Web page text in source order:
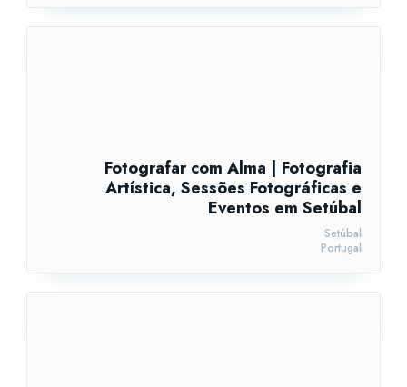
Fotografar com Alma | Fotografia
Artística, Sessões Fotográficas e
Eventos em Setúbal
Portugal
Setúbal